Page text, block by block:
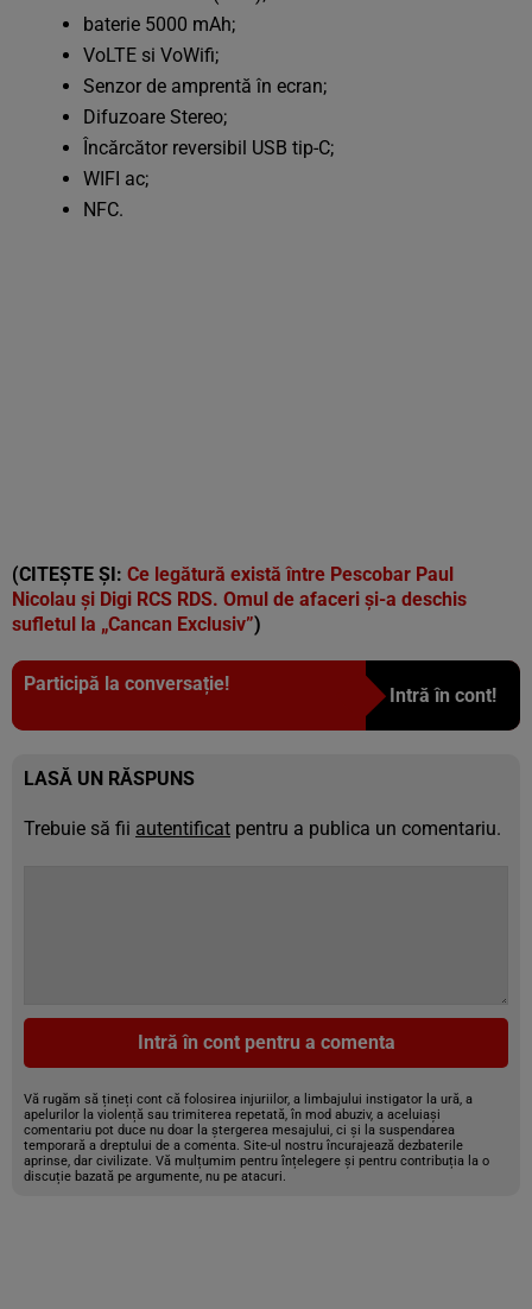
baterie 5000 mAh;
VoLTE si VoWifi;
Senzor de amprentă în ecran;
Difuzoare Stereo;
Încărcător reversibil USB tip-C;
WIFI ac;
NFC.
(CITEȘTE ȘI: Ce legătură există între Pescobar Paul
Nicolau și Digi RCS RDS. Omul de afaceri și-a deschis
sufletul la „Cancan Exclusiv”)
Participă la conversație!
Intră în cont!
LASĂ UN RĂSPUNS
Trebuie să fii autentificat pentru a publica un comentariu.
Intră în cont pentru a comenta
Vă rugăm să țineți cont că folosirea injuriilor, a limbajului instigator la ură, a
apelurilor la violență sau trimiterea repetată, în mod abuziv, a aceluiași
comentariu pot duce nu doar la ștergerea mesajului, ci și la suspendarea
temporară a dreptului de a comenta. Site-ul nostru încurajează dezbaterile
aprinse, dar civilizate. Vă mulțumim pentru înțelegere și pentru contribuția la o
discuție bazată pe argumente, nu pe atacuri.